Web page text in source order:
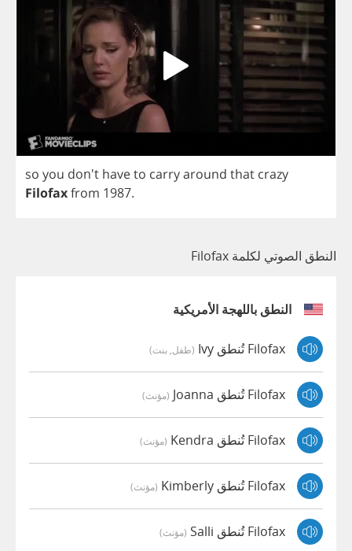
so you don't haveto carryaround that crazy
Filofaxfrom 1987.
النطق الصوتي لكلمة Filofax
النطق باللهجة الأمريكية
Filofax تُنطق Ivy (طفل, بنت)
Filofax تُنطق Joanna (مؤنث)
Filofax تُنطق Kendra (مؤنث)
Filofax تُنطق Kimberly (مؤنث)
Filofax تُنطق Salli (مؤنث)